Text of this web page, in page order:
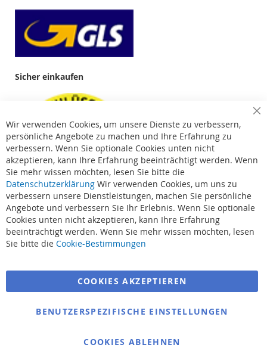
Sicher einkaufen
Suchbegriffe
Bestellungen und Rücksendungen
Kontaktieren Sie uns
Cookie Einstellungen
Wir verwenden Cookies, um unsere Dienste zu verbessern,
persönliche Angebote zu machen und Ihre Erfahrung zu
verbessern. Wenn Sie optionale Cookies unten nicht
akzeptieren, kann Ihre Erfahrung beeinträchtigt werden. Wenn
Sie mehr wissen möchten, lesen Sie bitte die
Datenschutzerklärung Wir verwenden Cookies, um uns zu
verbessern unsere Dienstleistungen, machen Sie persönliche
Angebote und verbessern Sie Ihr Erlebnis. Wenn Sie optionale
Cookies unten nicht akzeptieren, kann Ihre Erfahrung
beeinträchtigt werden. Wenn Sie mehr wissen möchten, lesen
Sie bitte die Cookie-Bestimmungen
COOKIES AKZEPTIEREN
BENUTZERSPEZIFISCHE EINSTELLUNGEN
COOKIES ABLEHNEN